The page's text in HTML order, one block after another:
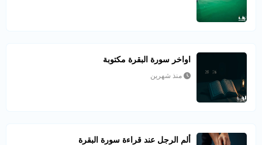
اواخر سورة البقرة مكتوبة
منذ شهرين
ألم الرجل عند قراءة سورة البقرة